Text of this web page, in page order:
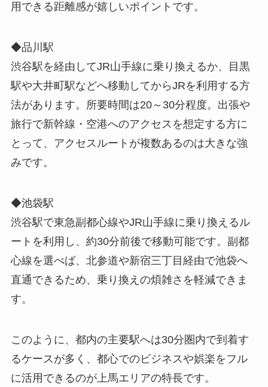
用できる距離感が嬉しいポイントです。
◆品川駅
渋谷駅を経由してJR山手線に乗り換えるか、目黒
駅や大井町駅などへ移動してからJRを利用する方
法があります。所要時間は20～30分程度。出張や
旅行で新幹線・空港へのアクセスを想定する方に
とって、アクセスルートが複数あるのは大きな強
みです。
◆池袋駅
渋谷駅で東急副都心線やJR山手線に乗り換えるル
ートを利用し、約30分前後で移動可能です。副都
心線を選べば、北参道や新宿三丁目経由で池袋へ
直通できるため、乗り換えの煩雑さを軽減できま
す。
このように、都内の主要駅へは30分圏内で到着す
るケースが多く、都心でのビジネスや娯楽をフル
に活用できるのが上馬エリアの特長です。